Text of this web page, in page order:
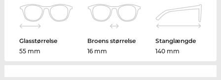
Glasstørrelse
55 mm
Broens størrelse
16 mm
Stanglængde
140 mm